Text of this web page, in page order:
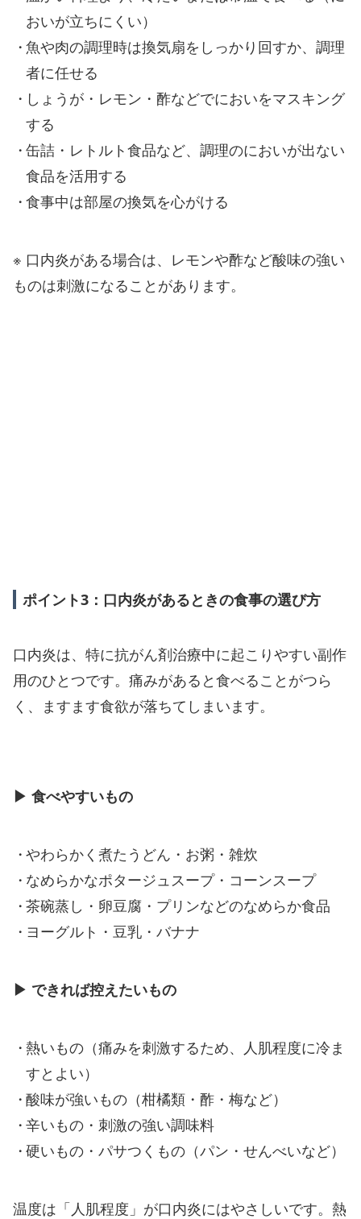
おいが立ちにくい）
魚や肉の調理時は換気扇をしっかり回すか、調理
者に任せる
しょうが・レモン・酢などでにおいをマスキング
する
缶詰・レトルト食品など、調理のにおいが出ない
食品を活用する
食事中は部屋の換気を心がける
※ 口内炎がある場合は、レモンや酢など酸味の強い
ものは刺激になることがあります。
ポイント3：口内炎があるときの食事の選び方
口内炎は、特に抗がん剤治療中に起こりやすい副作
用のひとつです。痛みがあると食べることがつら
く、ますます食欲が落ちてしまいます。
▶ 食べやすいもの
やわらかく煮たうどん・お粥・雑炊
なめらかなポタージュスープ・コーンスープ
茶碗蒸し・卵豆腐・プリンなどのなめらか食品
ヨーグルト・豆乳・バナナ
▶ できれば控えたいもの
熱いもの（痛みを刺激するため、人肌程度に冷ま
すとよい）
酸味が強いもの（柑橘類・酢・梅など）
辛いもの・刺激の強い調味料
硬いもの・パサつくもの（パン・せんべいなど）
温度は「人肌程度」が口内炎にはやさしいです。熱